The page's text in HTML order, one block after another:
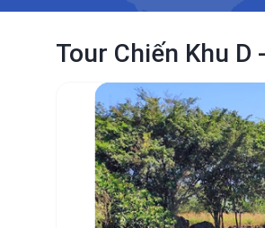
Tour Chiến Khu D